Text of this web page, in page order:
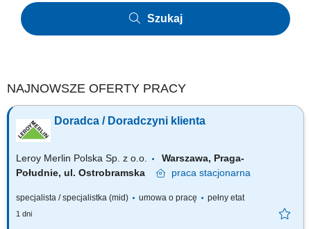
Szukaj
NAJNOWSZE OFERTY PRACY
Doradca / Doradczyni klienta
Leroy Merlin Polska Sp. z o.o.
Warszawa, Praga-
Południe, ul. Ostrobramska
praca stacjonarna
specjalista / specjalistka (mid) umowa o pracę pełny etat
1 dni